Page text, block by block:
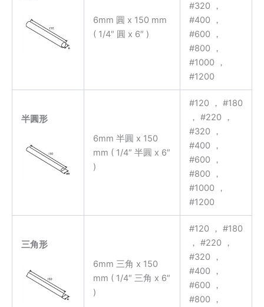
6mm 圓 x 150 mm
( 1/4″ 圓 x 6″ )
#320 ，
#400 ，
#600 ，
#800 ，
#1000 ，
#1200
半圓形
6mm 半圓 x 150
mm ( 1/4″ 半圓 x 6″
)
#120 ， #180
， #220 ，
#320 ，
#400 ，
#600 ，
#800 ，
#1000 ，
#1200
三角形
6mm 三角 x 150
mm ( 1/4″ 三角 x 6″
)
#120 ， #180
， #220 ，
#320 ，
#400 ，
#600 ，
#800 ，